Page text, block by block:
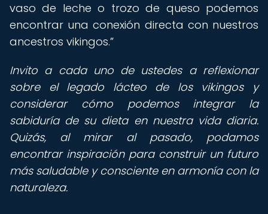
vaso de leche o trozo de queso podemos
encontrar una conexión directa con nuestros
ancestros vikingos.
Invito a cada uno de ustedes a reflexionar
sobre el legado lácteo de los vikingos y
considerar cómo podemos integrar la
sabiduría de su dieta en nuestra vida diaria.
Quizás, al mirar al pasado, podamos
encontrar inspiración para construir un futuro
más saludable y consciente en armonía con la
naturaleza.